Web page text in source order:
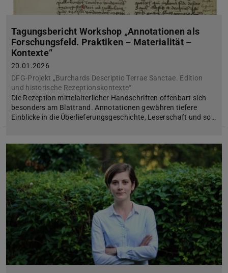
Tagungsbericht Workshop „Annotationen als
Forschungsfeld. Praktiken – Materialität –
Kontexte“
20.01.2026
DFG-Projekt „Burchards Descriptio Terrae Sanctae. Edition
und historische Rezeptionskontexte“
Die Rezeption mittelalterlicher Handschriften offenbart sich
besonders am Blattrand. Annotationen gewähren tiefere
Einblicke in die Überlieferungsgeschichte, Leserschaft und so…